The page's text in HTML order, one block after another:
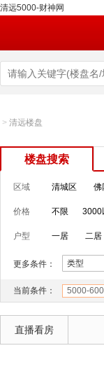
清远5000-财神网
> 清远楼盘
楼盘搜索
区域 清城区 佛
价格 不限 3000
户型 一居 二居
更多条件： 类型
当前条件： 5000-
直播看房